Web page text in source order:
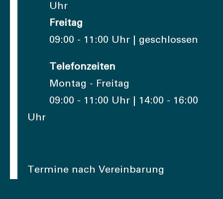
Uhr
Freitag
09:00 - 11:00 Uhr | geschlossen
Telefonzeiten
Montag - Freitag
09:00 - 11:00 Uhr | 14:00 - 16:00
Uhr
Termine nach Vereinbarung